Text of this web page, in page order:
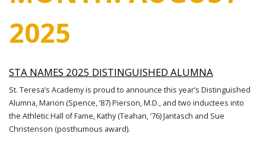
2025
STA NAMES 2025 DISTINGUISHED ALUMNA
St. Teresa’s Academy is proud to announce this year’s Distinguished
Alumna, Marion (Spence, ’87) Pierson, M.D., and two inductees into
the Athletic Hall of Fame, Kathy (Teahan, ’76) Jantasch and Sue
Christenson (posthumous award).